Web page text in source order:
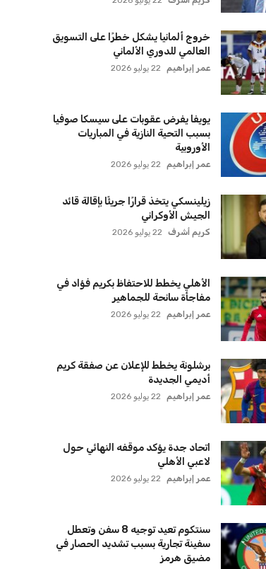
خروج ألمانيا يشكل خطرًا على التسويق
العالمي للدوري الألماني
عمر إبراهيم 22 يوليو 2026
يويفا يفرض عقوبات على سيسكا صوفيا
بسبب التحية النازية في المباريات
الأوروبية
عمر إبراهيم 22 يوليو 2026
زيلينسكي يتخذ قرارًا جريئًا بإقالة قائد
الجيش الأوكراني
كريم أشرف 22 يوليو 2026
الأهلي يخطط للاحتفاظ بكريم فؤاد في
مفاجأة سانحة للجماهير
عمر إبراهيم 22 يوليو 2026
برشلونة يخطط للإعلان عن صفقة كريم
أديمي الجديدة
عمر إبراهيم 22 يوليو 2026
اتحاد جدة يؤكد موقفه النهائي حول
لاعبي الأهلي
عمر إبراهيم 22 يوليو 2026
سنتكوم تعيد توجيه 8 سفن وتعطل
سفينة تجارية بسبب تشديد الحصار في
مضيق هرمز